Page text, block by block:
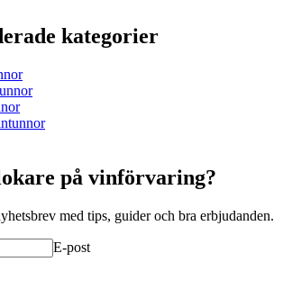
på lager är mediumrostade.
är inte borrat hål till kran) medföljer inte.
UVZ500-Mkategorier
på vinförvaring?
med tips, guider och bra erbjudanden.
E-post